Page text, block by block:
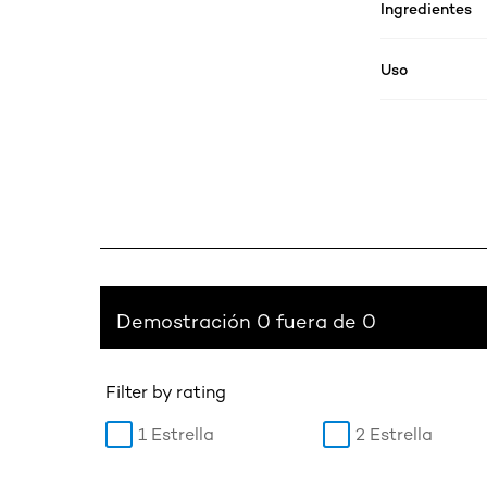
Ingredientes
Uso
Demostración 0 fuera de 0
Filter by rating
1 Estrella 2 Estrella